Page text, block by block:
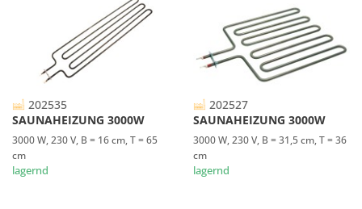
202535
SAUNAHEIZUNG 3000W
3000 W, 230 V, B = 16 cm, T = 65
cm
lagernd
202527
SAUNAHEIZUNG 3000W
3000 W, 230 V, B = 31,5 cm, T = 36
cm
lagernd